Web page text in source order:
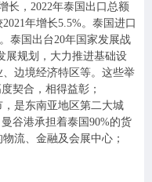
长，2022年泰国出口总额
年增长5.5%。泰国进口
。 泰国出台20年国家发展战
展规划，大力推进基础设
边境经济特区等。这些举
契合，相得益彰 ；
是东南亚地区第二大城
谷港承担着泰国90%的货
流、金融及会展中心；